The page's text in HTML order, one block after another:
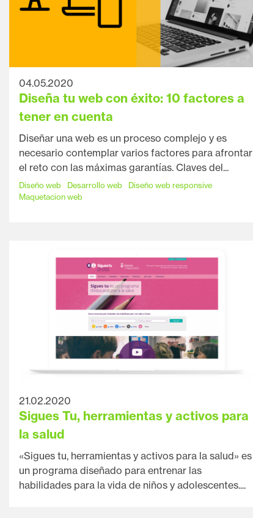
04.05.2020
Diseña tu web con éxito: 10 factores a
tener en cuenta
Diseñar una web es un proceso complejo y es
necesario contemplar varios factores para afrontar
el reto con las máximas garantías. Claves del...
Diseño web Desarrollo web
Diseño web responsive
Maquetacion web
21.02.2020
Sigues Tu, herramientas y activos para
la salud
«Sigues tu, herramientas y activos para la salud» es
un programa diseñado para entrenar las
habilidades para la vida de niños y adolescentes....